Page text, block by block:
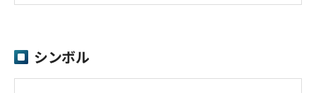
シンボル